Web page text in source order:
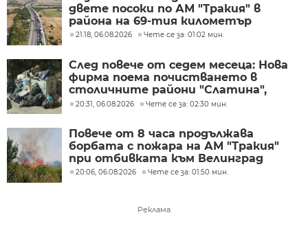
двете посоки по АМ "Тракия" в
района на 69-тия километър
21:18, 06.08.2026 Чете се за: 01:02 мин.
След повече от седем месеца: Нова
фирма поема почистването в
столичните райони "Слатина",
"Подуяне" и "Изгрев"
20:31, 06.08.2026 Чете се за: 02:30 мин.
Повече от 8 часа продължава
борбата с пожара на АМ "Тракия"
при отбивката към Велинград
20:06, 06.08.2026 Чете се за: 01:50 мин.
Реклама